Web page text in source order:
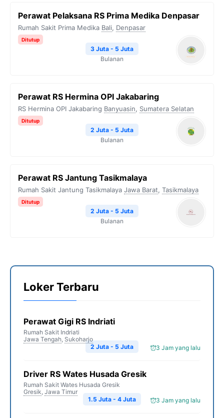
Perawat Pelaksana RS Prima Medika Denpasar
Rumah Sakit Prima Medika Bali, Denpasar
Ditutup
3 Juta - 5 Juta
Bulanan
Perawat RS Hermina OPI Jakabaring
RS Hermina OPI Jakabaring Banyuasin, Sumatera Selatan
Ditutup
2 Juta - 5 Juta
Bulanan
Perawat RS Jantung Tasikmalaya
Rumah Sakit Jantung Tasikmalaya Jawa Barat, Tasikmalaya
Ditutup
2 Juta - 5 Juta
Bulanan
Loker Terbaru
Perawat Gigi RS Indriati
Rumah Sakit Indriati
Jawa Tengah, Sukoharjo
3 Jam yang lalu
2 Juta - 5 Juta
Driver RS Wates Husada Gresik
Rumah Sakit Wates Husada Gresik
Gresik, Jawa Timur
3 Jam yang lalu
1.5 Juta - 4 Juta